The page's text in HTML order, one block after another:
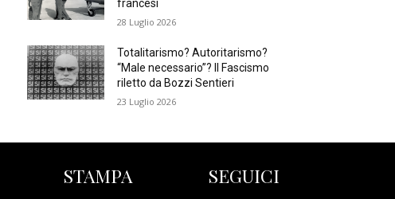
francesi
28 Luglio 2026
Totalitarismo? Autoritarismo?
“Male necessario”? Il Fascismo
riletto da Bozzi Sentieri
23 Luglio 2026
STAMPA SEGUICI